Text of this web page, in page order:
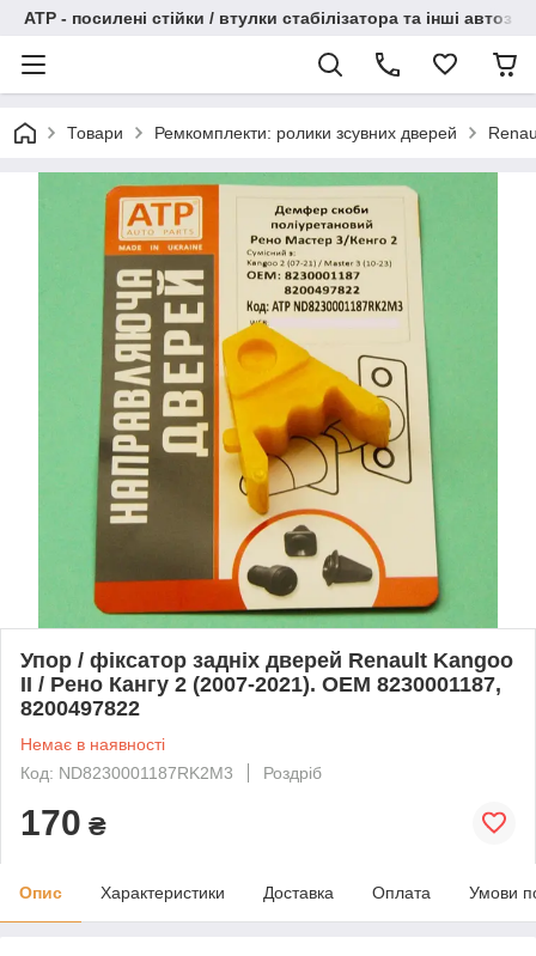
АТР - посилені стійки / втулки стабілізатора та інші
Товари Ремкомплекти: ролики зсувних дверей
Упор / фіксатор задніх дверей Renault Kangoo
II / Рено Кангу 2 (2007-2021). ОЕМ 8230001187,
8200497822
Немає в наявності
Код: ND8230001187RK2M3
Роздріб
170 ₴
Опис Характеристики Доставка Оплата Умови